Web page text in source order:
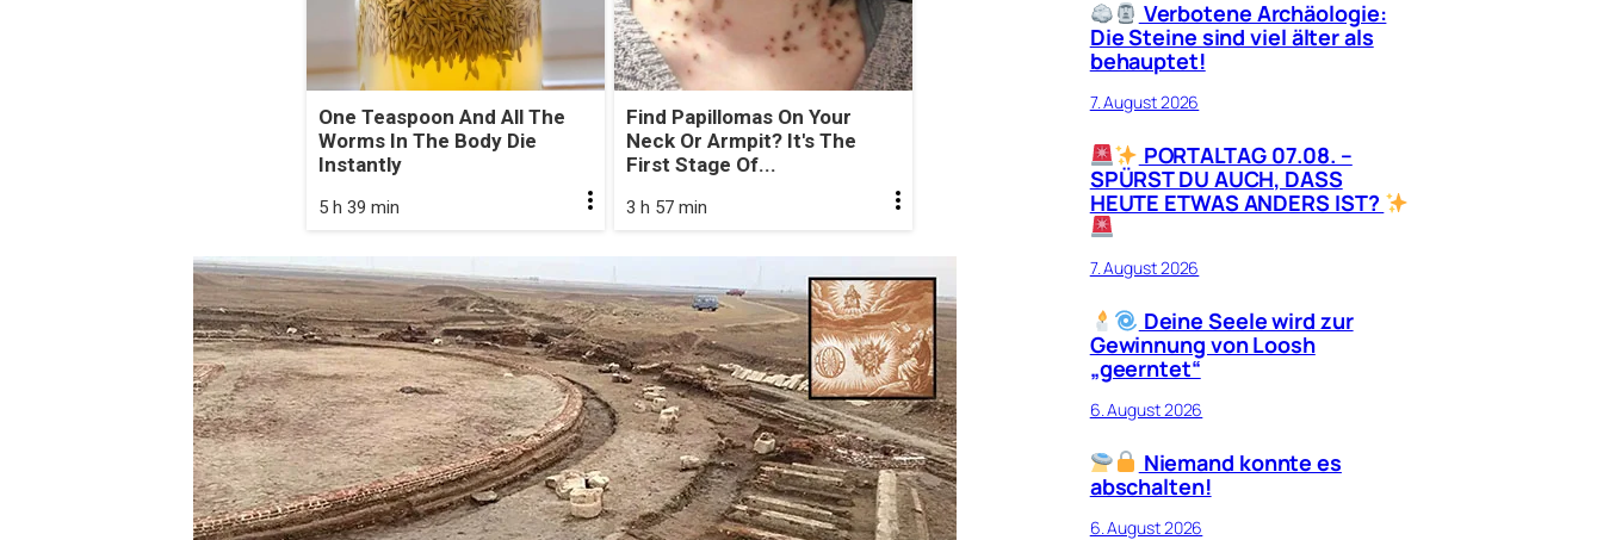
One Teaspoon And All The
Worms In The Body Die
Instantly
5 h 39 min
Find Papillomas On Your
Neck Or Armpit? It's The
First Stage Of...
3 h 57 min
Verbotene Archäologie:
Die Steine sind viel älter als
behauptet!
7. August 2026
PORTALTAG 07.08. –
SPÜRST DU AUCH, DASS
HEUTE ETWAS ANDERS IST?
7. August 2026
Deine Seele wird zur
Gewinnung von Loosh
„geerntet“
6. August 2026
Niemand konnte es
abschalten!
6. August 2026